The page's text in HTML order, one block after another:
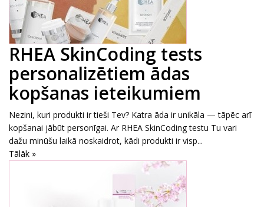
RHEA SkinCoding tests
personalizētiem ādas
kopšanas ieteikumiem
Nezini, kuri produkti ir tieši Tev? Katra āda ir unikāla — tāpēc arī
kopšanai jābūt personīgai. Ar RHEA SkinCoding testu Tu vari
dažu minūšu laikā noskaidrot, kādi produkti ir visp...
Tālāk »